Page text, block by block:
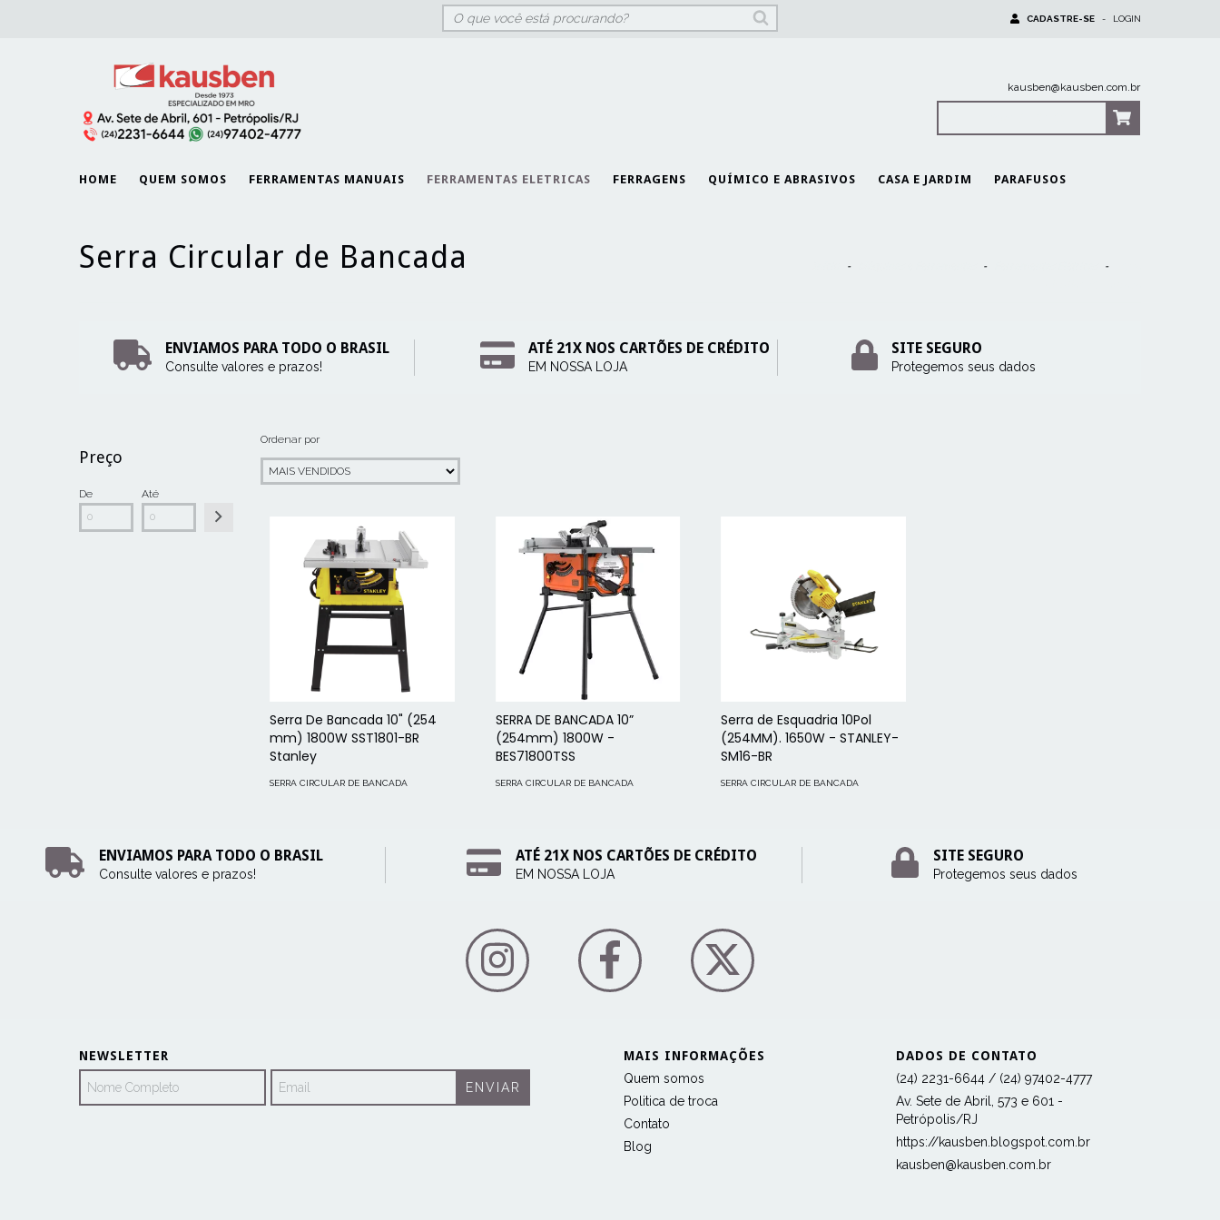
CADASTRE-SE - LOGIN
kausben@kausben.com.br
HOME QUEM SOMOS FERRAMENTAS MANUAIS FERRAMENTAS ELETRICAS FERRAGENS QUÍMICO E ABRASIVOS CASA E JARDIM PARAFUSOS
Serra Circular de Bancada - - -
ENVIAMOS PARA TODO O BRASIL
Consulte valores e prazos!
ATÉ 21X NOS CARTÕES DE CRÉDITO
EM NOSSA LOJA
SITE SEGURO
Protegemos seus dados
Preço
De Até
Ordenar por
Serra De Bancada 10" (254
mm) 1800W SST1801-BR
Stanley
SERRA CIRCULAR DE BANCADA
SERRA DE BANCADA 10”
(254mm) 1800W -
BES71800TSS
SERRA CIRCULAR DE BANCADA
Serra de Esquadria 10Pol
(254MM). 1650W - STANLEY-
SM16-BR
SERRA CIRCULAR DE BANCADA
ENVIAMOS PARA TODO O BRASIL
Consulte valores e prazos!
ATÉ 21X NOS CARTÕES DE CRÉDITO
EM NOSSA LOJA
SITE SEGURO
Protegemos seus dados
NEWSLETTER
MAIS INFORMAÇÕES
Quem somos
Politica de troca
Contato
Blog
DADOS DE CONTATO
(24) 2231-6644 / (24) 97402-4777
Av. Sete de Abril, 573 e 601 -
Petrópolis/RJ
https://kausben.blogspot.com.br
kausben@kausben.com.br